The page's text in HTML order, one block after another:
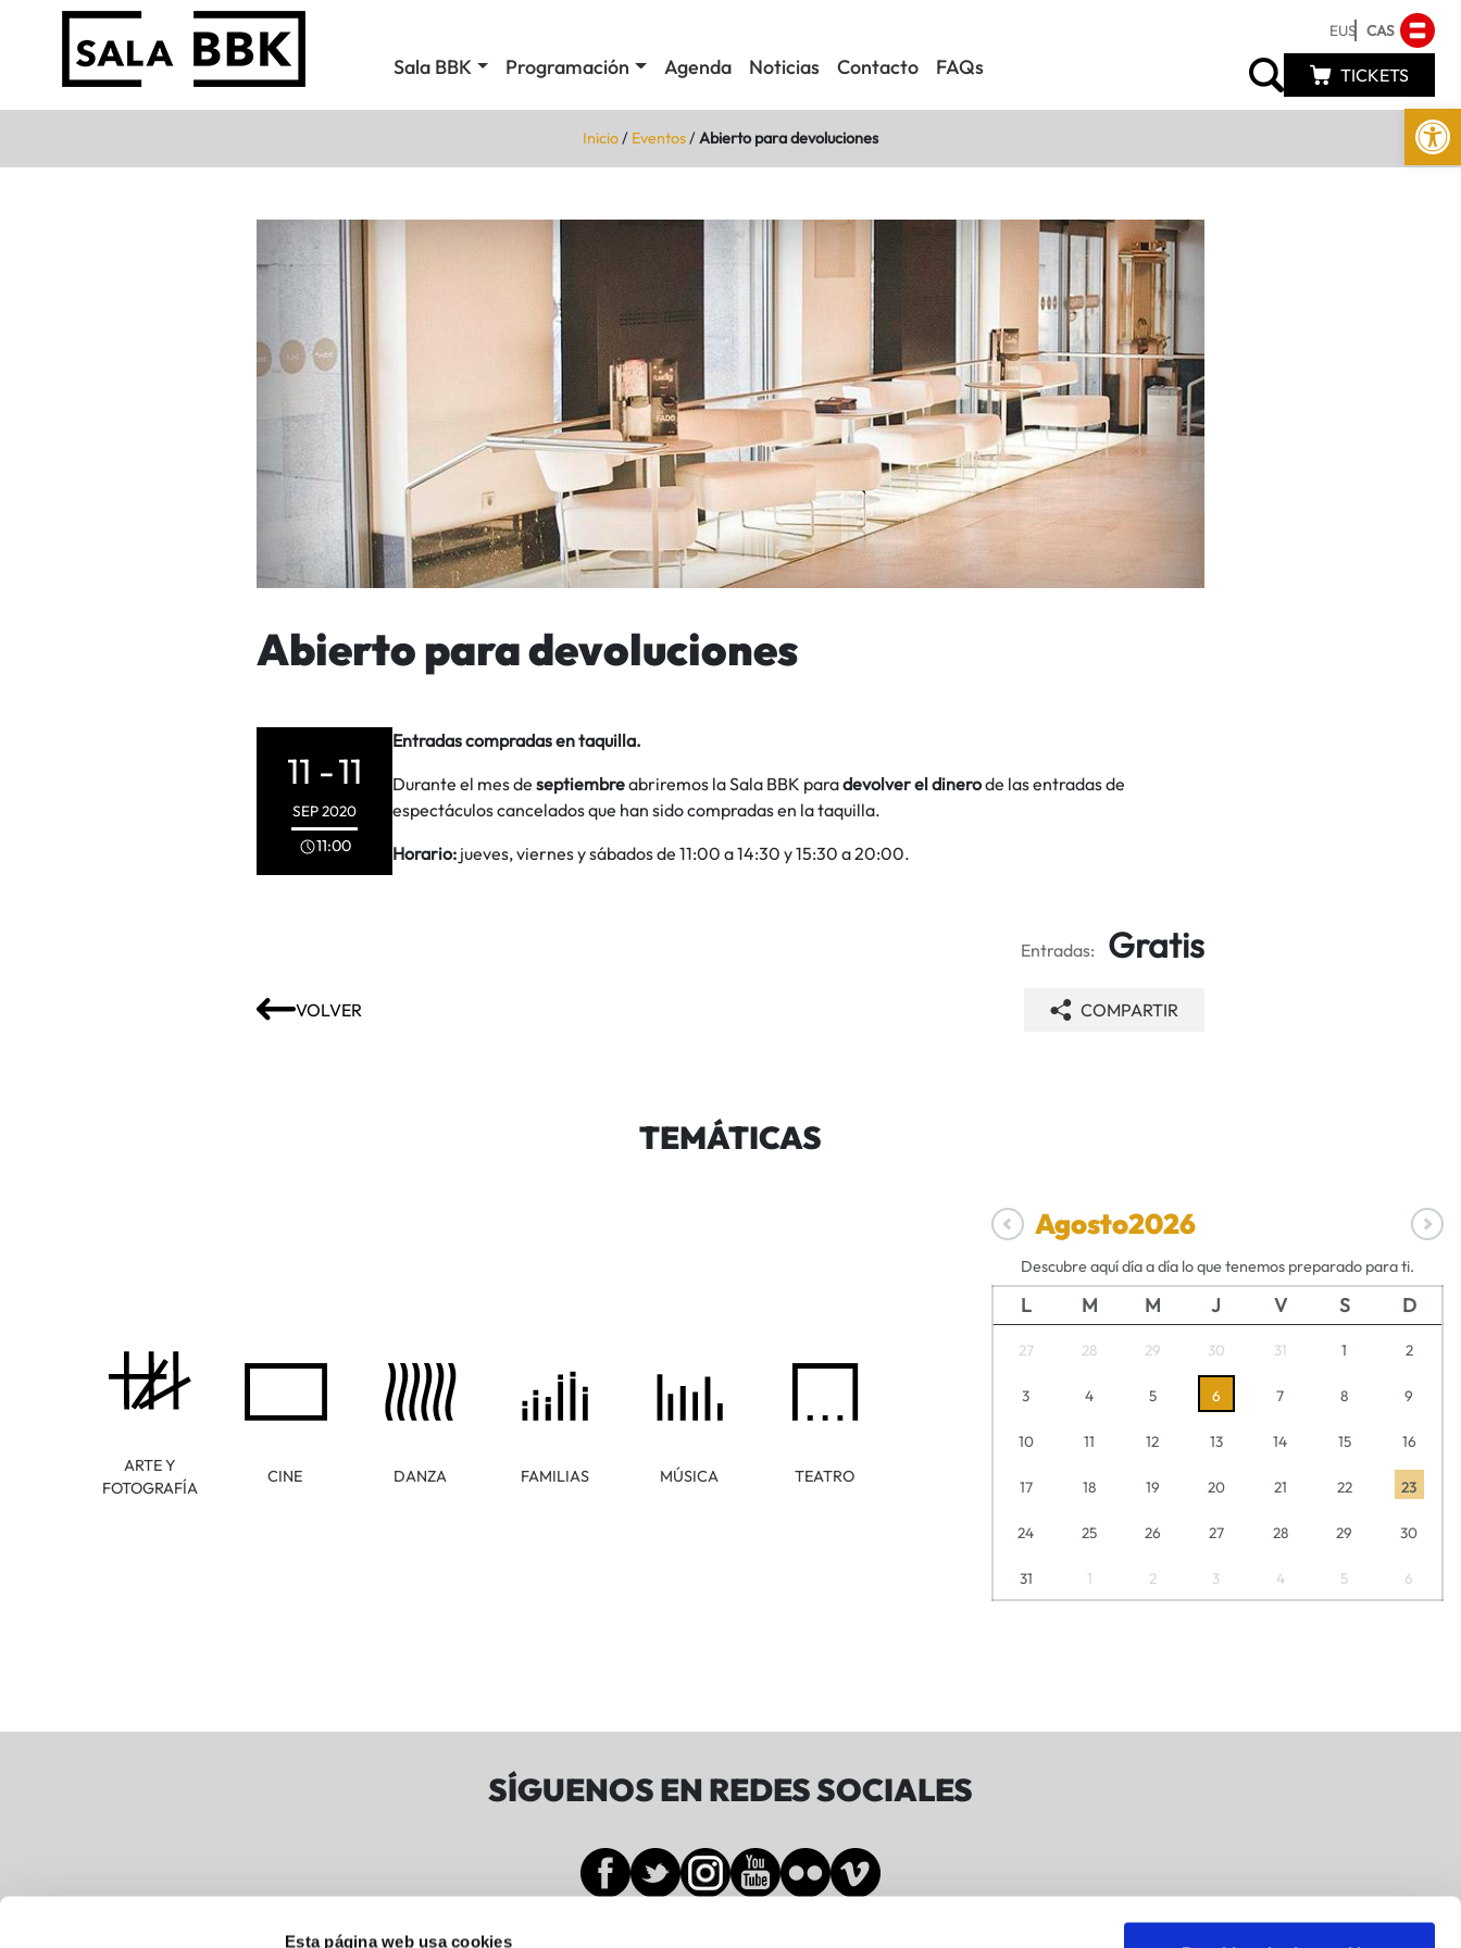
Esta página web usa cookies
Abrir
Sala BBK Programación Agenda Noticias Contacto FAQs
EUS CAS
TICKETS
Inicio/ Eventos/Abierto para devoluciones
Abierto para devoluciones
11 -11
SEP2020
11:00
Entradas compradas en taquilla.
Durante el mes de septiembreabriremos la Sala BBK paradevolver el dinerode las entradas de
espectáculos cancelados que han sido compradas en la taquilla.
Horario: jueves, viernes y sábados de 11:00 a 14:30 y 15:30 a 20:00.
Entradas: Gratis
VOLVER COMPARTIR
TEMÁTICAS
ARTE Y
FOTOGRAFÍA
CINE DANZA FAMILIAS MÚSICA TEATRO
Agosto2026
Descubre aquí día a día lo que tenemos preparado para ti.
L M M J V S D
27 28 29 30 31 1 2
3 4 5 6 7 8 9
10 11 12 13 14 15 16
17 18 19 20 21 22 23
24 25 26 27 28 29 30
31 1 2 3 4 5 6
SÍGUENOS EN REDES SOCIALES